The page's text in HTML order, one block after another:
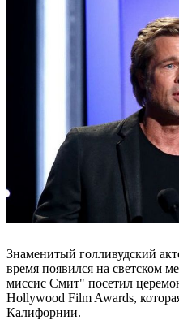
Знаменитый голливудский
время появился на светском
миссис Смит" посетил
Hollywood Film Awards,
Калифорнии.